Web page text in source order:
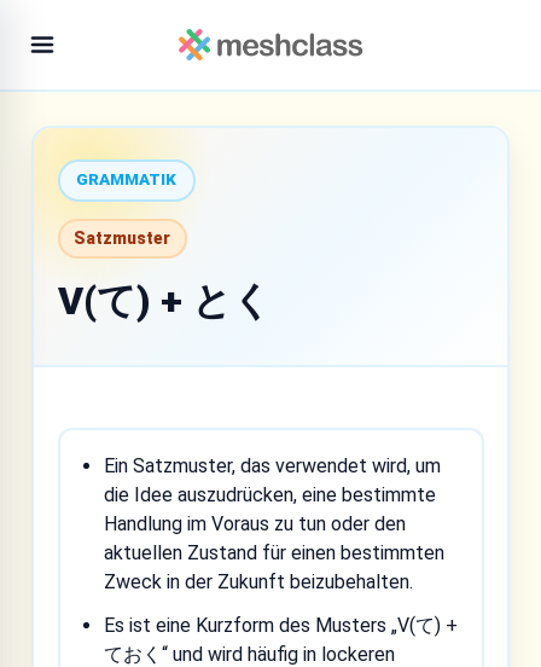
GRAMMATIK
Satzmuster
V(て) + とく
Ein Satzmuster, das verwendet wird, um
die Idee auszudrücken, eine bestimmte
Handlung im Voraus zu tun oder den
aktuellen Zustand für einen bestimmten
Zweck in der Zukunft beizubehalten.
Es ist eine Kurzform des Musters „V(て) +
ておく“ und wird häufig in lockeren